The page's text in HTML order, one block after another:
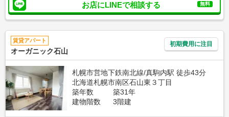
お店にLINEで相談する 無料
賃貸アパート
オーガニック石山
初期費用に注目
札幌市営地下鉄南北線/真駒内駅 徒歩43分
北海道札幌市南区石山東３丁目
築年数
築31年
建物階数
3階建